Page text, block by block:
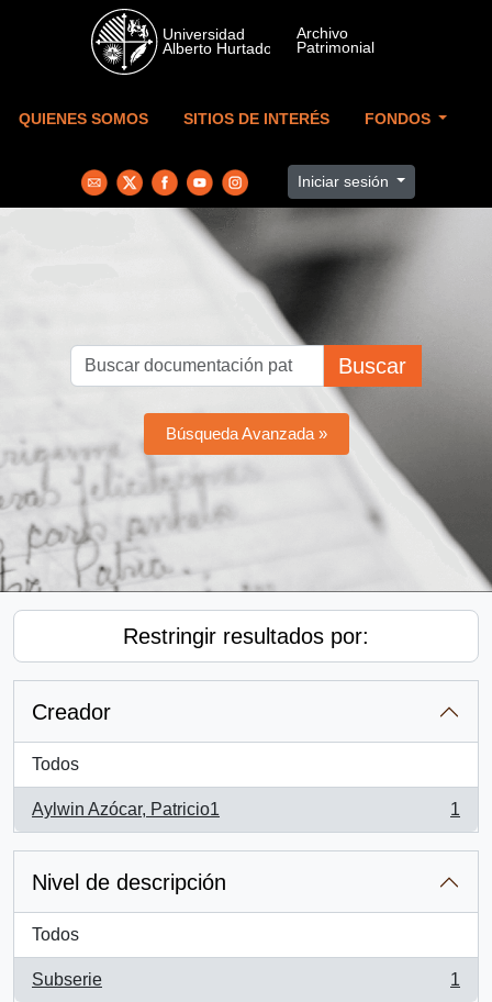
Skip to main content
QUIENES SOMOS SITIOS DE INTERÉS FONDOS
Iniciar sesión
Buscar
Búsqueda Avanzada »
Restringir resultados por:
Creador
Todos
Aylwin Azócar, Patricio1
, 1 resultados
1
Nivel de descripción
Todos
Subserie
, 1 resultados
1